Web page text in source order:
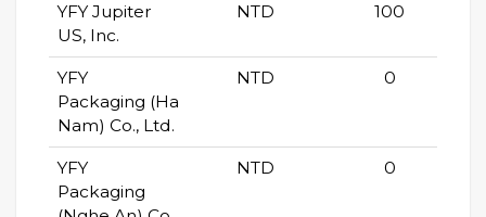
YFY Jupiter
US, Inc.
NTD 100
YFY
Packaging (Ha
Nam) Co., Ltd.
NTD 0
YFY
Packaging
NTD 0